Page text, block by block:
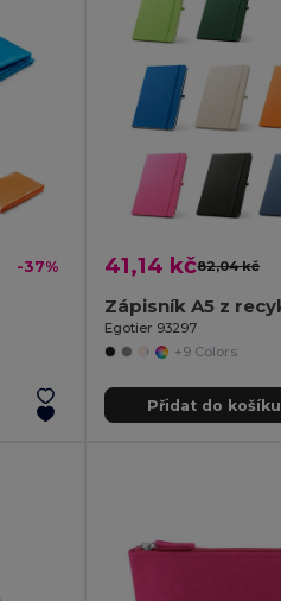
-37% 41,14 kč82,04 kč
Egotier 93297
+9 Colors
Přidat do košíku